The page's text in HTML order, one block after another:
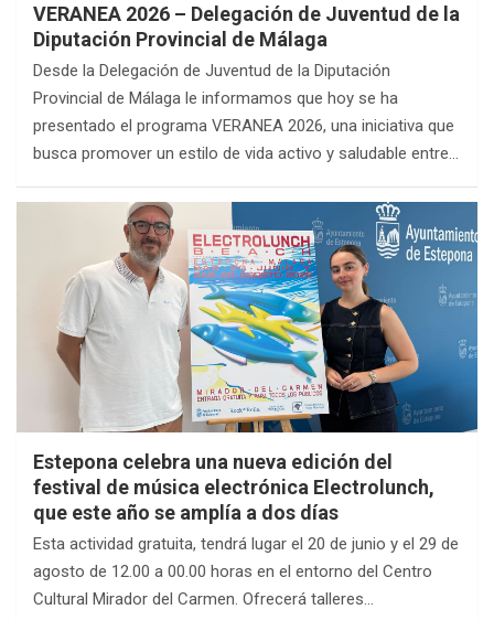
VERANEA 2026 – Delegación de Juventud de la
Diputación Provincial de Málaga
Desde la Delegación de Juventud de la Diputación
Provincial de Málaga le informamos que hoy se ha
presentado el programa VERANEA 2026, una iniciativa que
busca promover un estilo de vida activo y saludable entre…
Estepona celebra una nueva edición del
festival de música electrónica Electrolunch,
que este año se amplía a dos días
Esta actividad gratuita, tendrá lugar el 20 de junio y el 29 de
agosto de 12.00 a 00.00 horas en el entorno del Centro
Cultural Mirador del Carmen. Ofrecerá talleres…